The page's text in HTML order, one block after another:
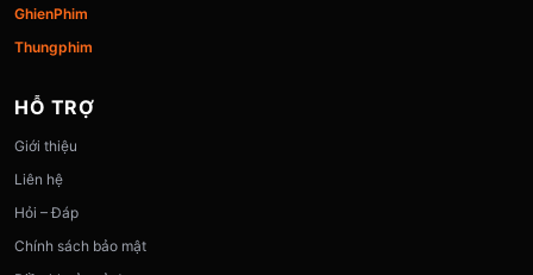
GhienPhim
Thungphim
HỖ TRỢ
Giới thiệu
Liên hệ
Hỏi – Đáp
Chính sách bảo mật